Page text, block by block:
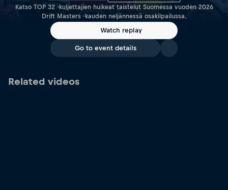
Katso TOP 32 -kuljettajien huikeat taistelut Suomessa vuoden 2026
Drift Masters -kauden neljännessä osakilpailussa.
Watch replay
Go to event details
Related videos